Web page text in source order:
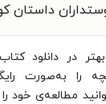
داستان
در دانلود
را به‌صورت
مطالعه‌ی خود